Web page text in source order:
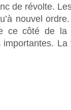
de révolte.
nouvel
ce côté de la